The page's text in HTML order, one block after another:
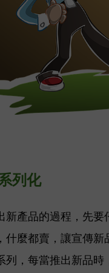
列化
新產品的過程，先
什麼都賣， 讓宣傳新
列，每當推出新品